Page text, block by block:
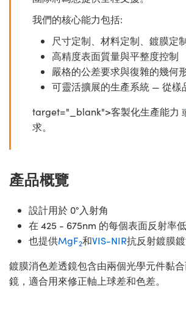
我們的核心能力包括:
尺寸定制、材料定制、鍍膜定
高精度表面質量與平整度控制
嚴格的公差要求與復雜的幾何
可靈活擴展的生產系統 — 從樣
target="_blank">客製化生產能力
求。
產品概覽
設計用於 0°入射角
在 425 - 675nm 的每個表面反射率
也提供MgF2和VIS-NIR抗反射鍍膜
鍍膜消色差透鏡包含由兩個光學元件黏
鏡，適合用來修正軸上球差和色差。